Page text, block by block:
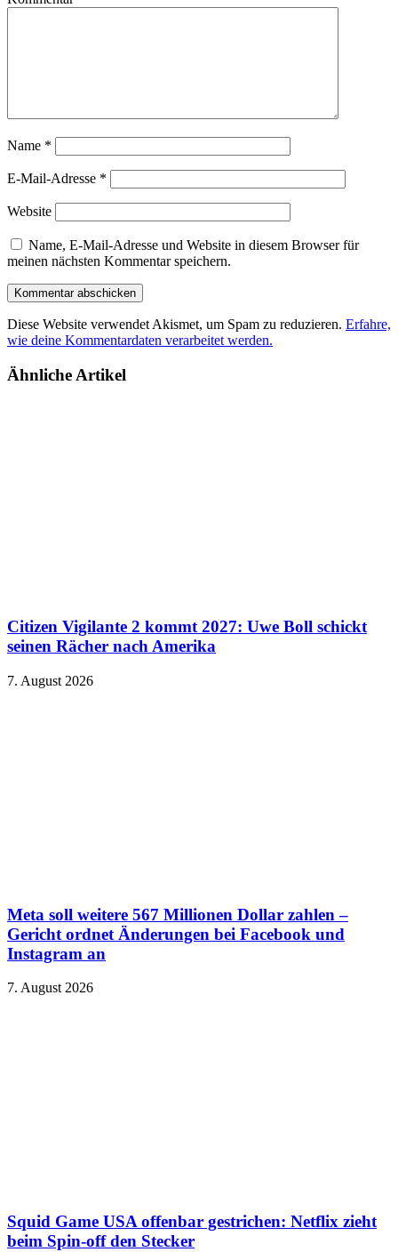
Name *
E-Mail-Adresse *
Website
Name, E-Mail-Adresse und Website in diesem Browser für
meinen nächsten Kommentar speichern.
Diese Website verwendet Akismet, um Spam zu reduzieren. Erfahre,
wie deine Kommentardaten verarbeitet werden.
Ähnliche Artikel
Citizen Vigilante 2 kommt 2027: Uwe Boll schickt
seinen Rächer nach Amerika
7. August 2026
Meta soll weitere 567 Millionen Dollar zahlen –
Gericht ordnet Änderungen bei Facebook und
Instagram an
7. August 2026
Squid Game USA offenbar gestrichen: Netflix zieht
beim Spin-off den Stecker